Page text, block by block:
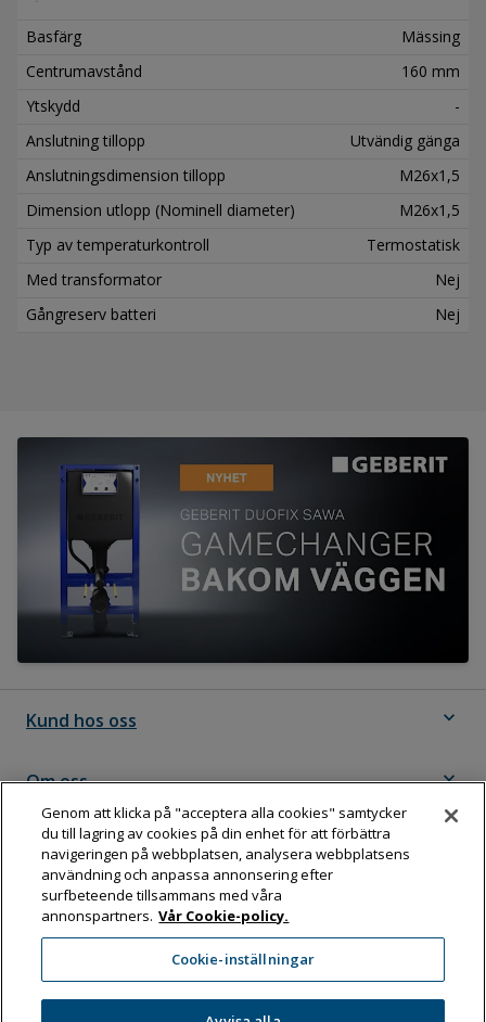
Basfärg
Mässing
Centrumavstånd
160 mm
Ytskydd
-
Anslutning tillopp
Utvändig gänga
Anslutningsdimension tillopp
M26x1,5
Dimension utlopp (Nominell diameter)
M26x1,5
Typ av temperaturkontroll
Termostatisk
Med transformator
Nej
Gångreserv batteri
Nej
Kund hos oss expand_more
Om oss expand_more
Följ Dahl
Dahl Sverige AB
Box 11076, 161 11 BROMMA
Tel:08-583 595 00
Genom att klicka på "acceptera alla cookies" samtycker
du till lagring av cookies på din enhet för att förbättra
navigeringen på webbplatsen, analysera webbplatsens
användning och anpassa annonsering efter
surfbeteende tillsammans med våra
annonspartners. Vår Cookie-policy.
Cookie-inställningar